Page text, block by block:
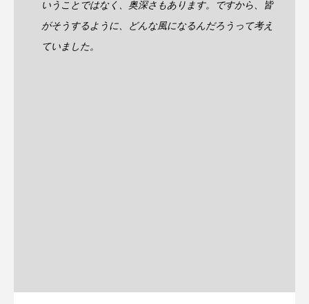
いうことではなく、奥深さもあります。ですから、皆
がそうするように、どんな風になるんだろうって考え
ていました。